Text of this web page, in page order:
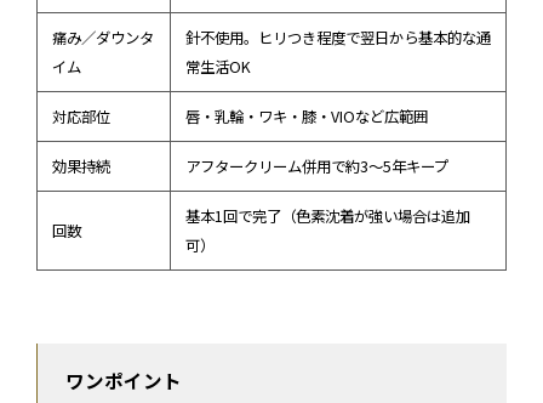
痛み／ダウンタ
イム
針不使用。ヒリつき程度で翌日から基本的な通
常生活OK
対応部位 唇・乳輪・ワキ・膝・VIOなど広範囲
効果持続 アフタークリーム併用で約3〜5年キープ
回数
基本1回で完了（色素沈着が強い場合は追加
可）
ワンポイント